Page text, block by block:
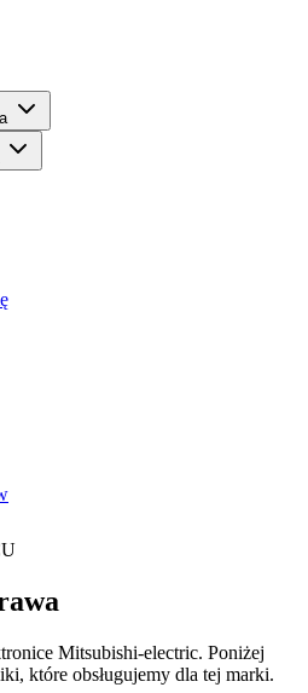
Mitsubishi-electric. Poniżej
które obsługujemy dla tej marki.